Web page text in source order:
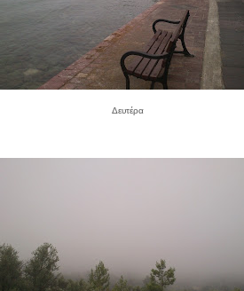
Δευτέρα